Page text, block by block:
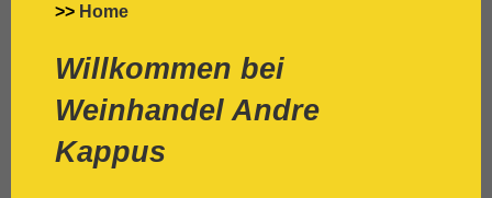
[:. Carmenère
[:. Chenin Blanc
[:. Chiavennasca
[:. Cinsault
[:. Cinsaut
Cortese
>> Home
Willkommen bei
Weinhandel Andre
Kappus